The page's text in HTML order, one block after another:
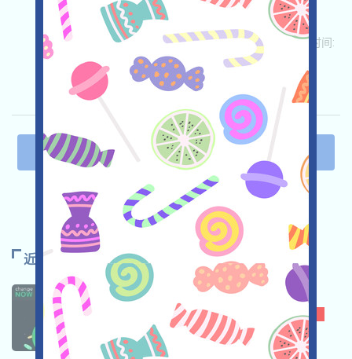
在第一波報名登記！
关联:需申请 ETH/ERC/EVM 邀请
收录时间:
2025/07/04
重要程度:★★★☆3.3
上一页 4 6
下一页
近期推荐
CHANGENOW
★★☆